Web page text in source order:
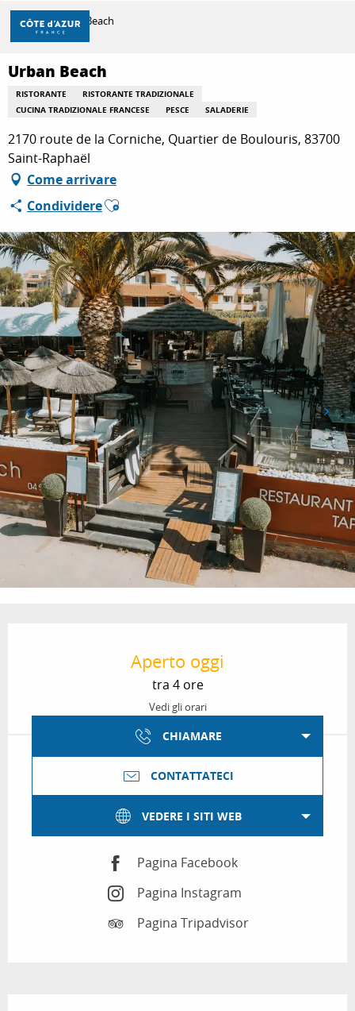
Aller
contenu
principal
SCOPRIRE
PER FARE
SOGGIORNO
Casa Urban Beach
Urban Beach
RISTORANTE
RISTORANTE TRADIZIONALE
CUCINA TRADIZIONALE FRANCESE
PESCE SALADERIE
2170 route de la Corniche, Quartier de Boulouris, 83700
Saint-Raphaël
Come arrivare
CondividereAjouter aux favoris
Aperto oggi
tra 4 ore
Vedi gli orari
CHIAMARE
CONTATTATECI
VEDERE I SITI WEB
Pagina Facebook
Pagina Instagram
Pagina Tripadvisor